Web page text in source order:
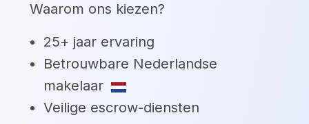
Waarom ons kiezen?
25+ jaar ervaring
Betrouwbare Nederlandse
makelaar
Veilige escrow-diensten